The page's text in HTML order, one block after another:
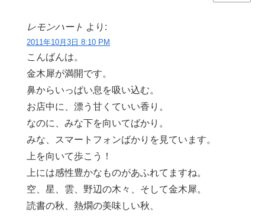
レモンハート より:
2011年10月3日 8:10 PM
こんばんは。
金木犀が満開です。
鼻からいっぱい息を吸い込む。
お店中に、漂う甘くていい香り。
なのに、みな下を向いてばかり。
みな、スマートフォンばかりを見ています。
上を向いて歩こう！
上には感性豊かなものがあふれてますね。
空、星、雲、野辺の木々、そして金木犀。
読書の秋、熱燗の美味しい秋、